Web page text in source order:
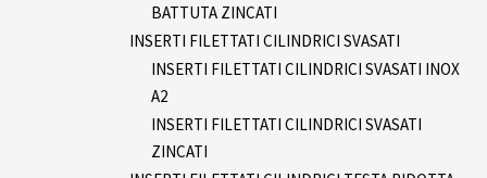
BATTUTA ZINCATI
INSERTI FILETTATI CILINDRICI SVASATI
INSERTI FILETTATI CILINDRICI SVASATI INOX
A2
INSERTI FILETTATI CILINDRICI SVASATI
ZINCATI